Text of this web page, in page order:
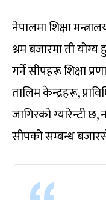
नेपालमा शिक्षा
श्रम बजारमा ती
गर्ने सीपहरू शिक्षा
तालिम केन्द्रहरू,
जागिरको ग्यारेन्टी
सीपको सम्बन्ध